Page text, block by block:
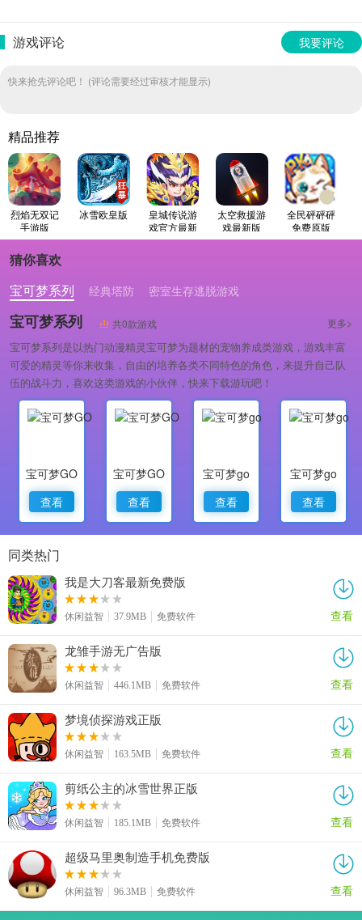
游戏评论 我要评论
快来抢先评论吧！ (评论需要经过审核才能显示)
精品推荐
烈焰无双记
手游版
冰雪欧皇版
皇城传说游
戏官方最新
版
太空救援游
戏最新版
全民砰砰砰
免费原版
猜你喜欢
宝可梦系列
经典塔防 密室生存逃脱游戏
宝可梦系列 共0款游戏 更多>
宝可梦系列是以热门动漫精灵宝可梦为题材的宠物养成类游戏，游戏丰富
可爱的精灵等你来收集，自由的培养各类不同特色的角色，来提升自己队
伍的战斗力，喜欢这类游戏的小伙伴，快来下载游玩吧！
宝可梦GO
查看
宝可梦GO
查看
宝可梦go
查看
宝可梦go
查看
同类热门
我是大刀客最新免费版
休闲益智 37.9MB 免费软件 查看
龙雏手游无广告版
休闲益智 446.1MB 免费软件 查看
梦境侦探游戏正版
休闲益智 163.5MB 免费软件 查看
剪纸公主的冰雪世界正版
休闲益智 185.1MB 免费软件 查看
超级马里奥制造手机免费版
休闲益智 96.3MB 免费软件 查看